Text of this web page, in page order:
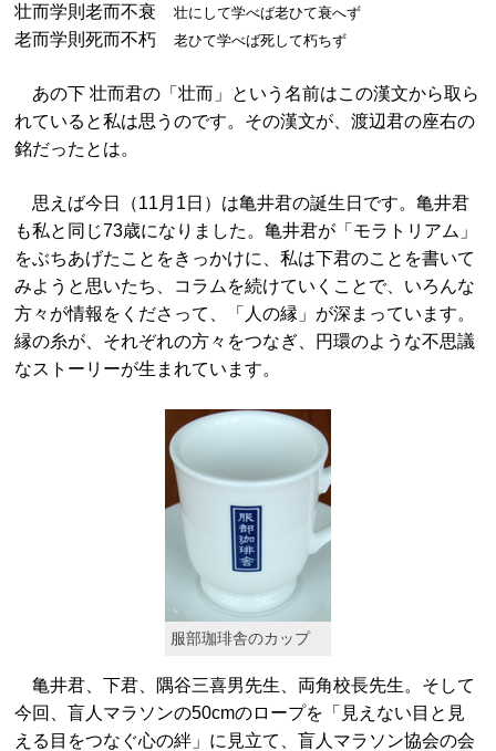
壮而学則老而不衰壮にして学べば老ひて衰へず
老而学則死而不朽老ひて学べば死して朽ちず
あの下 壮而君の「壮而」という名前はこの漢文から取ら
れていると私は思うのです。その漢文が、渡辺君の座右の
銘だったとは。
思えば今日（11月1日）は亀井君の誕生日です。亀井君
も私と同じ73歳になりました。亀井君が「モラトリアム」
をぶちあげたことをきっかけに、私は下君のことを書いて
みようと思いたち、コラムを続けていくことで、いろんな
方々が情報をくださって、「人の縁」が深まっています。
縁の糸が、それぞれの方々をつなぎ、円環のような不思議
なストーリーが生まれています。
服部珈琲舎のカップ
亀井君、下君、隅谷三喜男先生、両角校長先生。そして
今回、盲人マラソンの50cmのロープを「見えない目と見
える目をつなぐ心の絆」に見立て、盲人マラソン協会の会